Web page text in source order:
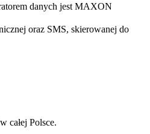
danych jest MAXON
oraz SMS, skierowanej do
całej Polsce.